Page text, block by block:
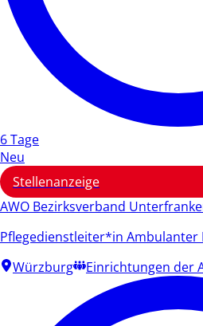
6 Tage
Neu
Stellenanzeige
AWO Bezirksverband
Pflegedienstleiter*in Ambulanter
Würzburg
Einrichtungen der